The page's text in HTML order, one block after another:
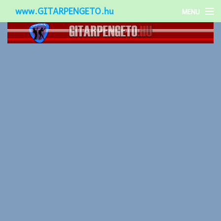
www.GITARPENGETO.hu MENU
Népszerű-